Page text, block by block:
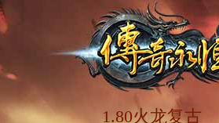
1.80火龙复古